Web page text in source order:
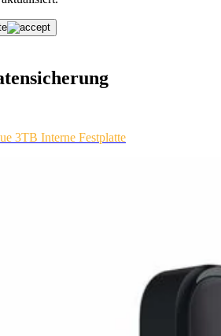
3TB Interne Festplatte